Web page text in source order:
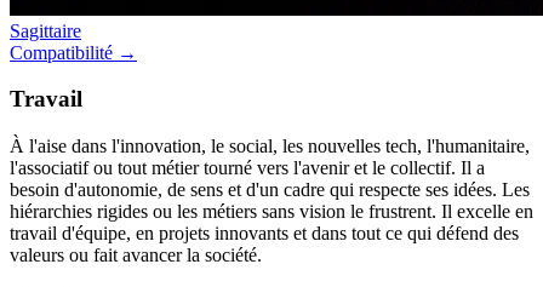
Sagittaire
Compatibilité →
Travail
À l'aise dans l'innovation, le social, les nouvelles tech, l'humanitaire,
l'associatif ou tout métier tourné vers l'avenir et le collectif. Il a
besoin d'autonomie, de sens et d'un cadre qui respecte ses idées. Les
hiérarchies rigides ou les métiers sans vision le frustrent. Il excelle en
travail d'équipe, en projets innovants et dans tout ce qui défend des
valeurs ou fait avancer la société.